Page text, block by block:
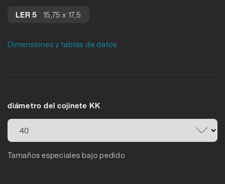
LER 5 15,75 x 17,5
Dimensiones y tablas de datos
diámetro del cojinete KK
Tamaños especiales bajo pedido